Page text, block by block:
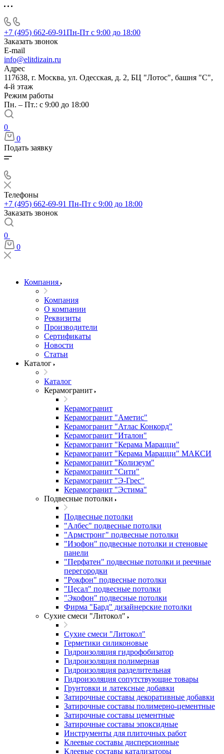
+7 (495) 662-69-91Пн-Пт c 9:00 до 18:00
Заказать звонок
E-mail
info@elitdizain.ru
Адрес
117638, г. Москва, ул. Одесская, д. 2, БЦ "Лотос", башня "С",
4-й этаж
Режим работы
Пн. – Пт.: с 9:00 до 18:00
0
0
Подать заявку
Телефоны
+7 (495) 662-69-91 Пн-Пт c 9:00 до 18:00
Заказать звонок
0
0
Компания
Компания
О компании
Реквизиты
Производители
Сертификаты
Новости
Статьи
Каталог
Каталог
Керамогранит
Керамогранит
Керамогранит "Аметис"
Керамогранит "Атлас Конкорд"
Керамогранит "Италон"
Керамогранит "Керама Марацци"
Керамогранит "Керама Марацци" МАКСИ
Керамогранит "Колизеум"
Керамогранит "Сити"
Керамогранит "Э-Грес"
Керамогранит "Эстима"
Подвесные потолки
Подвесные потолки
"Албес" подвесные потолки
"Армстронг" подвесные потолки
"Изофон" подвесные потолки и стеновые
панели
"Перфатен" подвесные потолки и реечные
перегородки
"Рокфон" подвесные потолки
"Цесал" подвесные потолки
"Экофон" подвесные потолки
Фирма "Бард" дизайнерские потолки
Сухие смеси "Литокол"
Сухие смеси "Литокол"
Герметики силиконовые
Гидроизоляция гидрофобизатор
Гидроизоляция полимерная
Гидроизоляция разделительная
Гидроизоляция сопутствующие товары
Грунтовки и латексные добавки
Затирочные составы декоративные добавки
Затирочные составы полимерно-цементные
Затирочные составы цементные
Затирочные составы эпоксидные
Инструменты для плиточных работ
Клеевые составы дисперсионные
Клеевые составы катализаторы